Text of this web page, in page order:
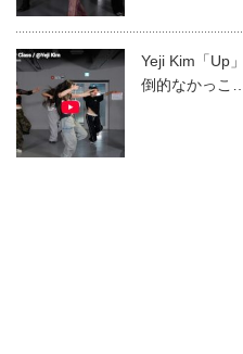
Yeji Kim「Up
倒的なかっこ…